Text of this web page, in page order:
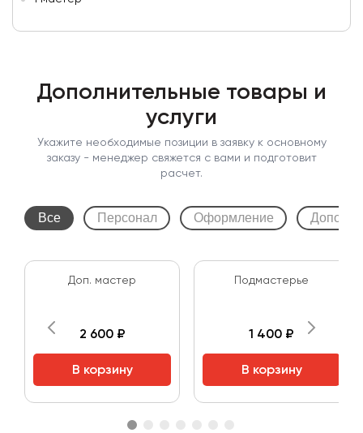
Дополнительные товары и
услуги
Укажите необходимые позиции в заявку к основному
заказу - менеджер свяжется с вами и подготовит
расчет.
Все Персонал Оформление
Доп. мастер
2 600 ₽
В корзину
Подмастерье
1 400 ₽
В корзину